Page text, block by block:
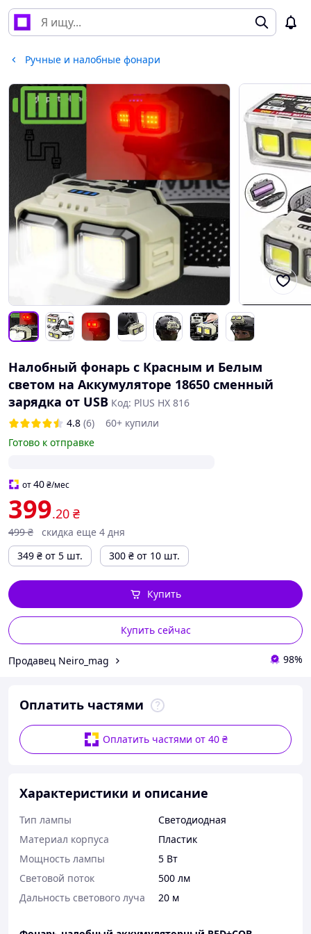
Ручные и налобные фонари
Налобный фонарь с Красным и Белым
светом на Аккумуляторе 18650 сменный
зарядка от USB Код: PlUS HX 816
4.8 (6)
60+ купили
Готово к отправке
от40₴/мес
399.20 ₴
499 ₴
скидка еще 4 дня
349 ₴ от 5 шт. 300 ₴ от 10 шт.
Купить сейчас
Купить
Продавец Neiro_mag 98%
Оплатить частями
Оплатить частями от 40 ₴
Характеристики и описание
Тип лампы
Светодиодная
Материал корпуса
Пластик
Мощность лампы
5 Вт
Световой поток
500 лм
Дальность светового луча
20 м